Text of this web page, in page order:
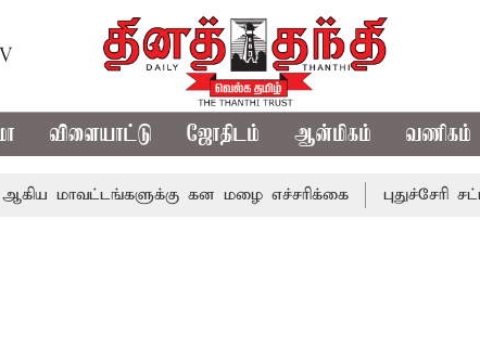
விளையாட்டு ஜோதிடம் ஆன்மிகம் வணிகம்
மாவட்டங்களுக்கு கன மழை எச்சரிக்கை புதுச்சேரி